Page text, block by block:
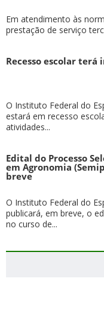
Em atendimento às
prestação de serviço
Recesso escolar terá
O Instituto Federal do
estará em recesso
atividades...
Edital do Processo
em Agronomia
breve
O Instituto Federal do
publicará, em breve, o
no curso de...